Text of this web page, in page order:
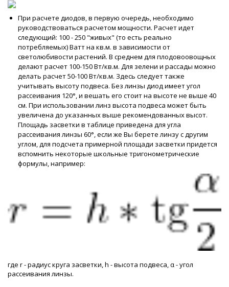
При расчете диодов, в первую очередь, необходимо
руководствоваться расчетом мощности. Расчет идет
следующий: 100 - 250 "живых" (то есть реально
потребляемых) Ватт на кв.м. в зависимости от
светолюбивости растений. В среднем для плодовоовощных
делают расчет 100-150 Вт/кв.м. Для зелени и рассады можно
делать расчет 50-100 Вт/кв.м. Здесь следует также
учитывать высоту подвеса. Без линзы диод имеет угол
рассеивания 120°, и вешать его стоит на высоте не выше 40
см. При использовании линз высота подвеса может быть
увеличена до указанных выше рекомендованных высот.
Площадь засветки в таблице приведена для угла
рассеивания линзы 60°, если же Вы берете линзу с другим
углом, для подсчета примерной площади засветки придется
вспомнить некоторые школьные тригонометрические
формулы, например:
где r - радиус круга засветки, h - высота подвеса, α - угол
рассеивания линзы.